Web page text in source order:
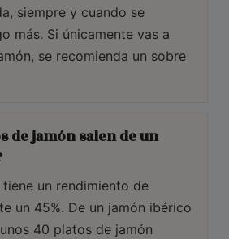
siempre y cuando se
más. Si únicamente vas a
se recomienda un sobre
de jamón salen de un
un rendimiento de
un 45%. De un jamón ibérico
40 platos de jamón